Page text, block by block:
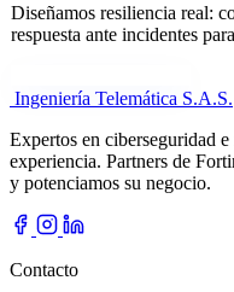
Diseñamos resiliencia real:
respuesta ante incidentes
Ingeniería Telemática S.A.S.
Expertos en ciberseguridad
experiencia. Partners de
y potenciamos su negocio.
Contacto